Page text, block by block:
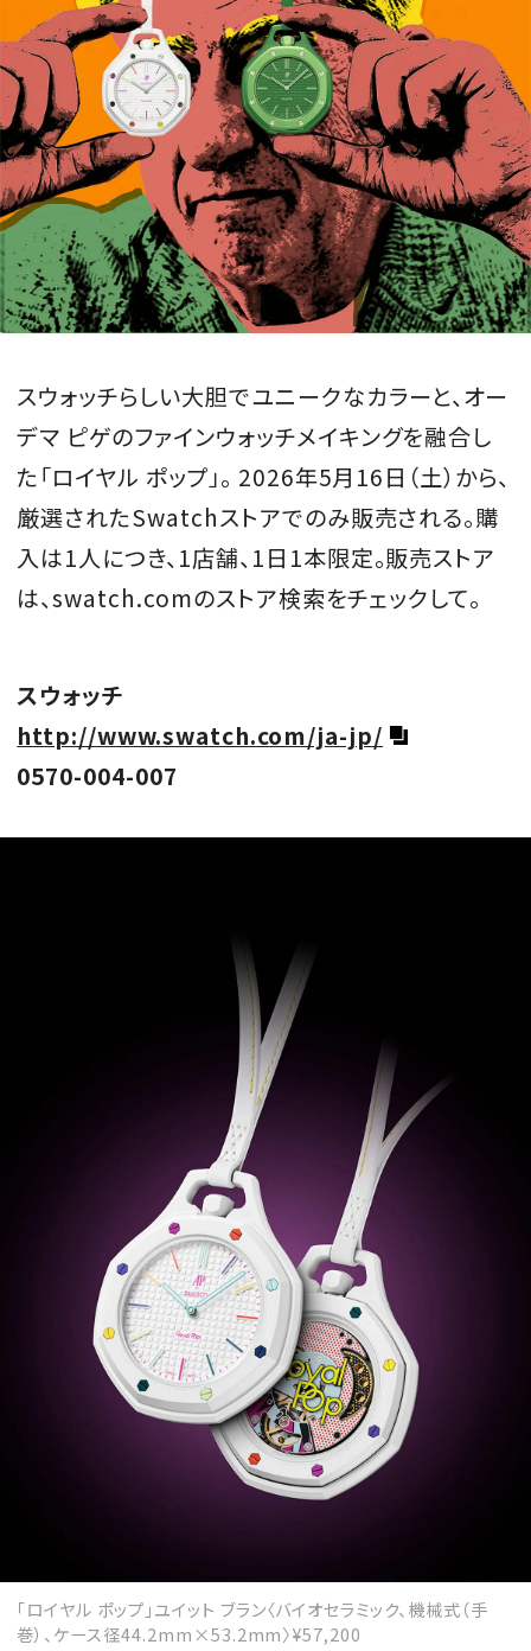
スウォッチらしい大胆でユニークなカラーと、オー
デマ ピゲのファインウォッチメイキングを融合し
た「ロイヤル ポップ」。 2026年5月16日（土）から、
厳選されたSwatchストアでのみ販売される。購
入は1人につき、1店舗、1日1本限定。販売ストア
は、swatch.comのストア検索をチェックして。
スウォッチ
http://www.swatch.com/ja-jp/
0570-004-007
「ロイヤル ポップ」ユイット ブラン〈バイオセラミック、機械式（手
巻）、ケース径44.2mm×53.2mm〉¥57,200